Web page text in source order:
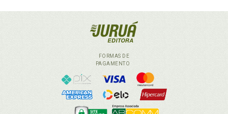
FORMAS DE
PAGAMENTO